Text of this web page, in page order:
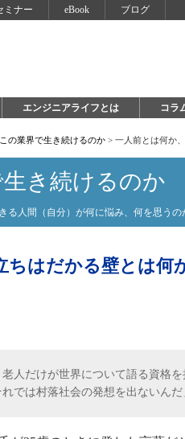
ミナー eBook ブログ
エンジニアライフとは コラ
の業界で生き続けるのか > 一人前とは何か
き続けるのか
人間（自分）が何に悩み、何を思うの
ちはだかる壁とは何
人だけが世界について語る資格
では村落社会の発想を出ないんだ